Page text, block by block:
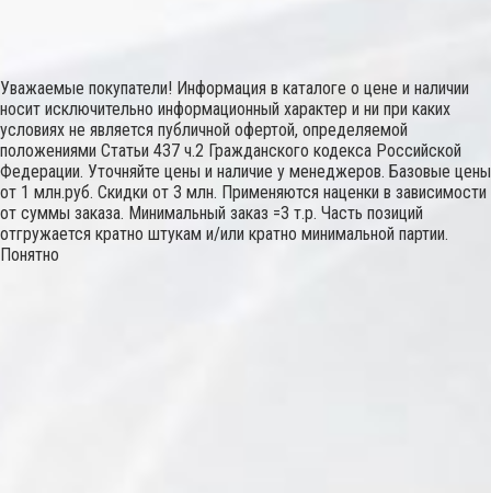
Уважаемые покупатели! Информация в каталоге о цене и наличии
носит исключительно информационный характер и ни при каких
условиях не является публичной офертой, определяемой
положениями Статьи 437 ч.2 Гражданского кодекса Российской
Федерации. Уточняйте цены и наличие у менеджеров. Базовые цены
от 1 млн.руб. Скидки от 3 млн. Применяются наценки в зависимости
от суммы заказа. Минимальный заказ =3 т.р. Часть позиций
отгружается кратно штукам и/или кратно минимальной партии.
Понятно